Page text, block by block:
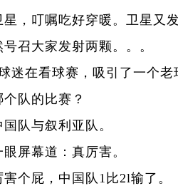
，叮嘱吃好穿暖。卫星又
召大家发射两颗。。。
迷在看球赛，吸引了一个老
队的比赛？
队与叙利亚队。
屏幕道：真厉害。
个屁，中国队1比2l输了。